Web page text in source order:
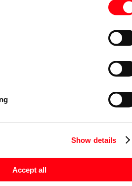
Show details
Accept all
centraalplaat
Alpha cpl v datadoos
centraalplaat
centraalplaat
Alpha cpl v datadoos